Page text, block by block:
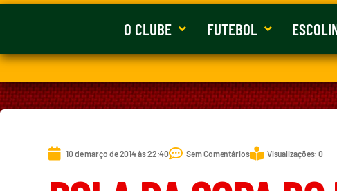
O CLUBE FUTEBOL
10 de março de 2014 às 22:40 Sem Comentários Visualizações: 0